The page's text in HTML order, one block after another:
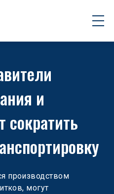
и
сократить
производством
могут